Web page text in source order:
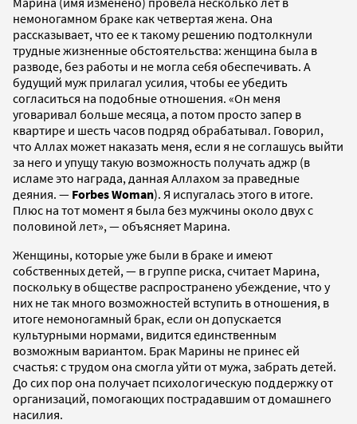
немоногамном браке как четвертая жена. Она
рассказывает, что ее к такому решению подтолкнули
трудные жизненные обстоятельства: женщина была в
разводе, без работы и не могла себя обеспечивать. А
будущий муж прилагал усилия, чтобы ее убедить
согласиться на подобные отношения. «Он меня
уговаривал больше месяца, а потом просто запер в
квартире и шесть часов подряд обрабатывал. Говорил,
что Аллах может наказать меня, если я не соглашусь выйти
за него и упущу такую возможность получать аджр (в
исламе это награда, данная Аллахом за праведные
деяния. — Forbes Woman). Я испугалась этого в итоге.
Плюс на тот момент я была без мужчины около двух с
половиной лет», — объясняет Марина.
Женщины, которые уже были в браке и имеют
собственных детей, — в группе риска, считает Марина,
поскольку в обществе распространено убеждение, что у
них не так много возможностей вступить в отношения, в
итоге немоногамный брак, если он допускается
культурными нормами, видится единственным
возможным вариантом. Брак Марины не принес ей
счастья: с трудом она смогла уйти от мужа, забрать детей.
До сих пор она получает психологическую поддержку от
организаций, помогающих пострадавшим от домашнего
насилия.